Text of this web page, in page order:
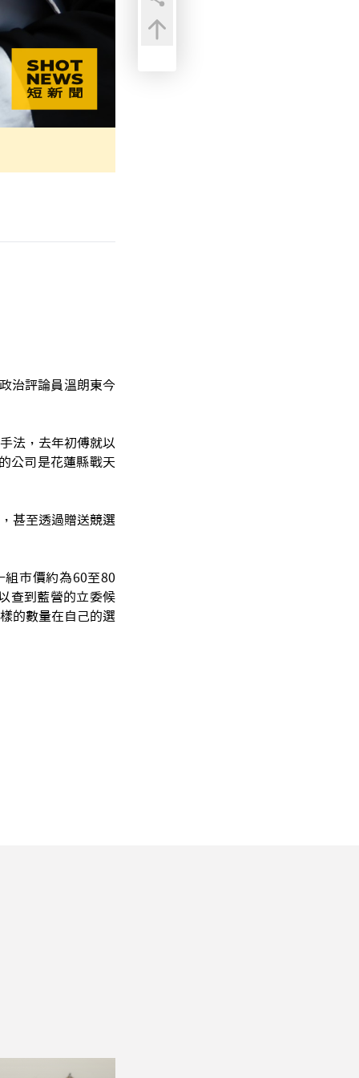
治評論員溫朗東今
法，去年初傅就以
公司是花蓮縣戰天
甚至透過贈送競選
組市價約為60至80
查到藍營的立委候
的數量在自己的選